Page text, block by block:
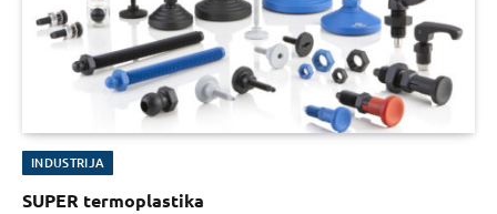
INDUSTRIJA
SUPER termoplastika